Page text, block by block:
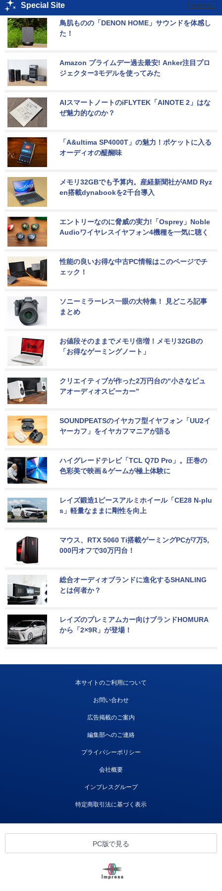
Special Site
鳥肌ものの「DENON HOME」サウンドを体感し
た！
Amazon プライムデー過去最安! Anker注目プロ
ジェクター3モデルを使ってみた
AIスマートノートのiFLYTEK「AINOTE 2」はな
ぜ魅力的なのか？
「A&ultima SP4000T」の魅力！ポケットに入る
オーディオの醍醐味
メモリ32GBでも予算内。産経新聞社がAMD Ryz
en搭載dynabookを2千台導入
エントリーなのに脅威の実力!「Osprey」Noble
Audioワイヤレスイヤフォン4機種を一気に聴く
性能の良いお得な中古PC情報はこのページでチ
ェック！
ソニーミラーレス一眼の大特集！ 見どころ記事
まとめ
お値段そのままでメモリ倍増！メモリ32GBの
「お得なゲーミングノート」
クリエイティブが作った2万円台の“小さなピュ
アオーディオスピーカー”
SOUNDPEATSのイヤカフ型イヤフォン「UU2イ
ヤーカフ」をイヤカフマニアが語る
ハイグレードテレビ「TCL Q7D Pro」。圧巻の
色彩美で映画＆ゲームが極上体験に
レイズ鍛造1ピースアルミホイール「CE28 N-plu
s」軽量なままに剛性を向上
マウス、RTX 5060 Ti搭載ゲーミングPCが7万5,
000円オフで30万円台！
総合オーディオブランドに進化するSHANLING
とは何者か？
レイズのプレミアムカー向けブランドHOMURA
から「2×9R」が登場！
本サイトのご利用について
お問い合わせ
広告掲載のご案内
編集部へのご連絡
プライバシーポリシー
会社概要
インプレスグループ
特定商取引法に基づく表示
PC版で見る